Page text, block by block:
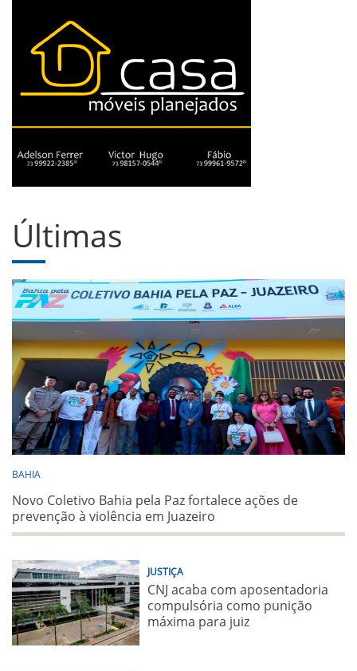
Últimas
BAHIA
Novo Coletivo Bahia pela Paz fortalece ações de
prevenção à violência em Juazeiro
JUSTIÇA
CNJ acaba com aposentadoria
compulsória como punição
máxima para juiz